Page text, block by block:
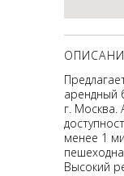
арендный
г. Москва.
менее 1
Высокий